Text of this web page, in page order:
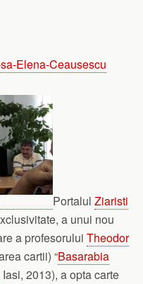
Portalul Ziaristi
a unui nou
a profesorului Theodor
cartii) “Basarabia
Iasi, 2013), a opta carte